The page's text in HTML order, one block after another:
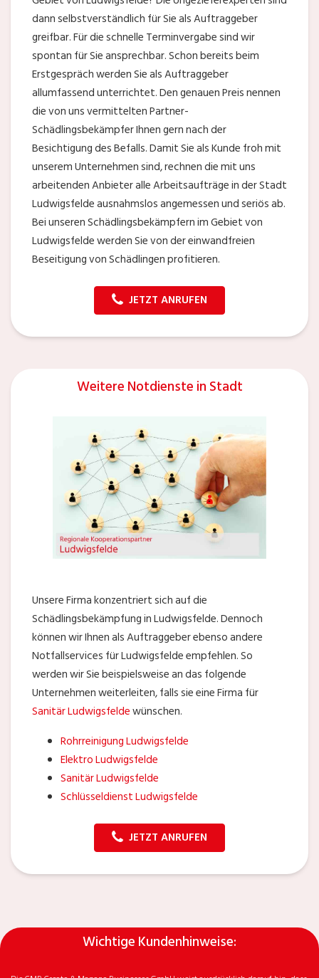
dann selbstverständlich für Sie als Auftraggeber
greifbar. Für die schnelle Terminvergabe sind wir
spontan für Sie ansprechbar. Schon bereits beim
Erstgespräch werden Sie als Auftraggeber
allumfassend unterrichtet. Den genauen Preis nennen
die von uns vermittelten Partner-
Schädlingsbekämpfer Ihnen gern nach der
Besichtigung des Befalls. Damit Sie als Kunde froh mit
unserem Unternehmen sind, rechnen die mit uns
arbeitenden Anbieter alle Arbeitsaufträge in der Stadt
Ludwigsfelde ausnahmslos angemessen und seriös ab.
Bei unseren Schädlingsbekämpfern im Gebiet von
Ludwigsfelde werden Sie von der einwandfreien
Beseitigung von Schädlingen profitieren.
JETZT ANRUFEN
Weitere Notdienste in Stadt
Unsere Firma konzentriert sich auf die
Schädlingsbekämpfung in Ludwigsfelde. Dennoch
können wir Ihnen als Auftraggeber ebenso andere
Notfallservices für Ludwigsfelde empfehlen. So
werden wir Sie beispielsweise an das folgende
Unternehmen weiterleiten, falls sie eine Firma für
Sanitär Ludwigsfeldewünschen.
Rohrreinigung Ludwigsfelde
Elektro Ludwigsfelde
Sanitär Ludwigsfelde
Schlüsseldienst Ludwigsfelde
JETZT ANRUFEN
Wichtige Kundenhinweise: